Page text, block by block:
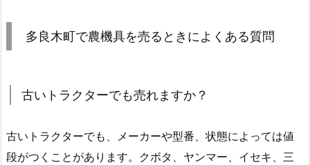
多良木町で農機具を売るときによくある質問
古いトラクターでも売れますか？
古いトラクターでも、メーカーや型番、状態によっては値
段がつくことがあります。クボタ、ヤンマー、イセキ、三